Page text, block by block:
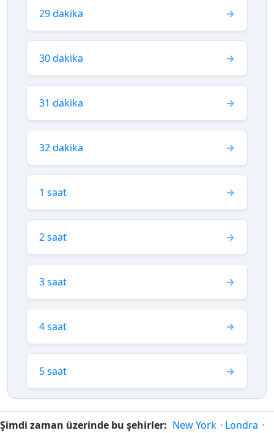
29 dakika
30 dakika
31 dakika
32 dakika
1 saat
2 saat
3 saat
4 saat
5 saat
Şimdi zaman üzerinde bu şehirler: New York · Londra ·